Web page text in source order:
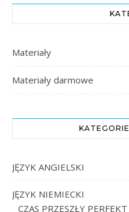
Materiały
Materiały darmowe
JĘZYK ANGIELSKI
JĘZYK NIEMIECKI
CZAS PRZESZŁY PERFEKT